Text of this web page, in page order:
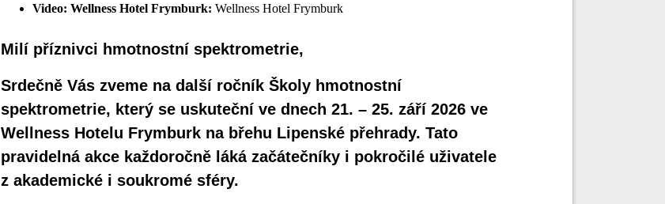
Video: Wellness Hotel Frymburk: Wellness Hotel Frymburk
Milí příznivci hmotnostní spektrometrie,
Srdečně Vás zveme na další ročník Školy hmotnostní
spektrometrie, který se uskuteční ve dnech 21. – 25. září 2026 ve
Wellness Hotelu Frymburk na břehu Lipenské přehrady. Tato
pravidelná akce každoročně láká začátečníky i pokročilé uživatele
z akademické i soukromé sféry.